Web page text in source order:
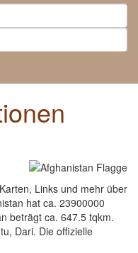
Links und mehr über
hat ca. 23900000
beträgt ca. 647.5 tqkm.
Dari. Die offizielle